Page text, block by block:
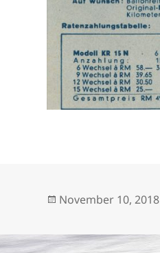
Veröffentlicht
November 10, 2018